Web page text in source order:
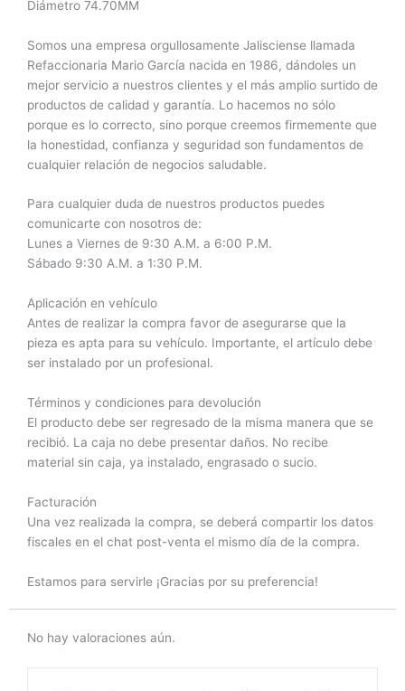
Diámetro 74.70MM
Somos una empresa orgullosamente Jalisciense llamada
Refaccionaria Mario García nacida en 1986, dándoles un
mejor servicio a nuestros clientes y el más amplio surtido de
productos de calidad y garantía. Lo hacemos no sólo
porque es lo correcto, sino porque creemos firmemente que
la honestidad, confianza y seguridad son fundamentos de
cualquier relación de negocios saludable.
Para cualquier duda de nuestros productos puedes
comunicarte con nosotros de:
Lunes a Viernes de 9:30 A.M. a 6:00 P.M.
Sábado 9:30 A.M. a 1:30 P.M.
Aplicación en vehículo
Antes de realizar la compra favor de asegurarse que la
pieza es apta para su vehículo. Importante, el artículo debe
ser instalado por un profesional.
Términos y condiciones para devolución
El producto debe ser regresado de la misma manera que se
recibió. La caja no debe presentar daños. No recibe
material sin caja, ya instalado, engrasado o sucio.
Facturación
Una vez realizada la compra, se deberá compartir los datos
fiscales en el chat post-venta el mismo día de la compra.
Estamos para servirle ¡Gracias por su preferencia!
No hay valoraciones aún.